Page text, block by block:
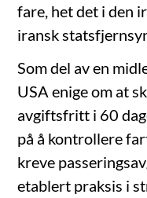
fare, het det i den
iransk
Som del av en
USA enige om at
avgiftsfritt i 60
på å kontrollere
kreve
etablert praksis i